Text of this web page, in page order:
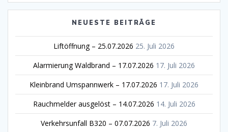
NEUESTE BEITRÄGE
Liftöffnung – 25.07.2026 25. Juli 2026
Alarmierung Waldbrand – 17.07.2026 17. Juli 2026
Kleinbrand Umspannwerk – 17.07.2026 17. Juli 2026
Rauchmelder ausgelöst – 14.07.2026 14. Juli 2026
Verkehrsunfall B320 – 07.07.2026 7. Juli 2026